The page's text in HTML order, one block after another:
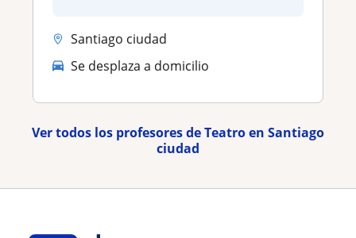
Santiago ciudad
Se desplaza a domicilio
Ver todos los profesores de Teatro en Santiago
ciudad